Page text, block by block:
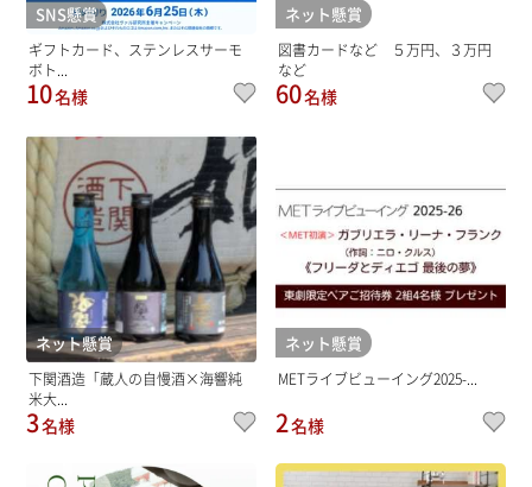
SNS懸賞
ギフトカード、ステンレスサーモ
ボト...
10名様
ネット懸賞
図書カードなど ５万円、３万円
など
60名様
ネット懸賞
下関酒造「蔵人の自慢酒×海響純
米大...
3名様
ネット懸賞
METライブビューイング2025-...
2名様